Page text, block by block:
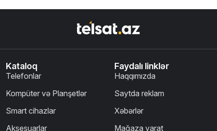
Kataloq
Telefonlar
Kompüter və Planşetlər
Smart cihazlar
Aksesuarlar
Faydalı linklər
Haqqımızda
Saytda reklam
Xəbərlər
Mağaza yarat